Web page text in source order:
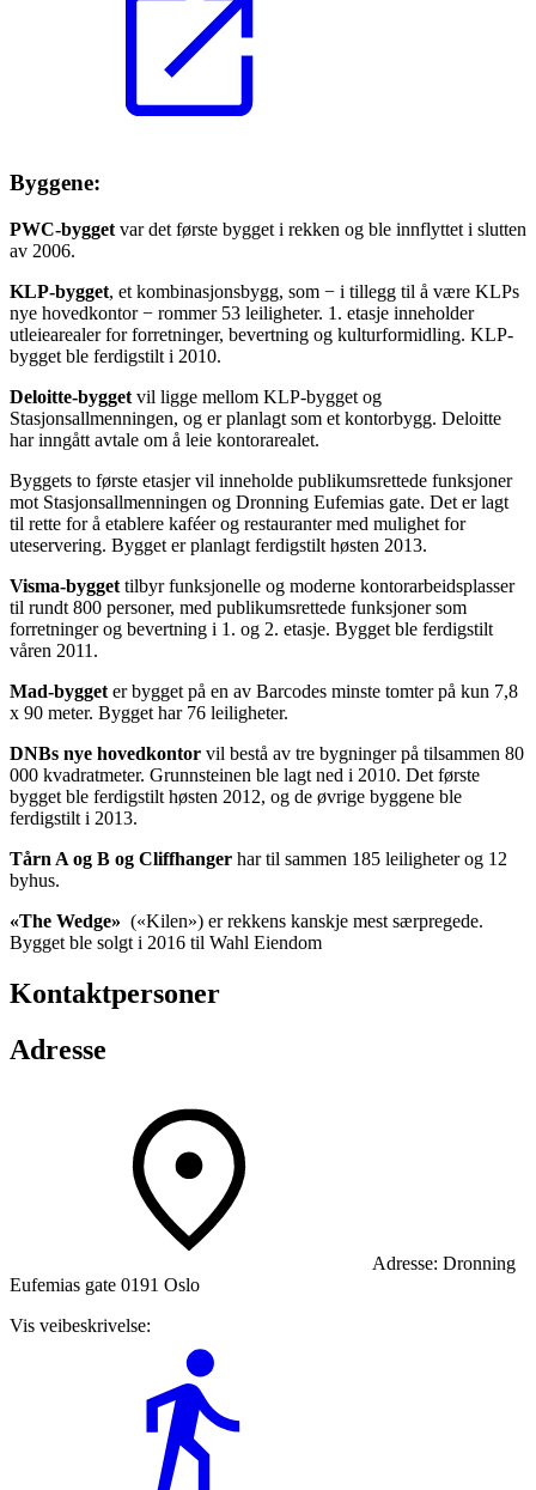
Byggene:
PWC-bygget var det første bygget i rekken og ble innflyttet i slutten
av 2006.
KLP-bygget, et kombinasjonsbygg, som − i tillegg til å være KLPs
nye hovedkontor − rommer 53 leiligheter. 1. etasje inneholder
utleiearealer for forretninger, bevertning og kulturformidling. KLP-
bygget ble ferdigstilt i 2010.
Deloitte-bygget vil ligge mellom KLP-bygget og
Stasjonsallmenningen, og er planlagt som et kontorbygg. Deloitte
har inngått avtale om å leie kontorarealet.
Byggets to første etasjer vil inneholde publikumsrettede funksjoner
mot Stasjonsallmenningen og Dronning Eufemias gate. Det er lagt
til rette for å etablere kaféer og restauranter med mulighet for
uteservering. Bygget er planlagt ferdigstilt høsten 2013.
Visma-bygget tilbyr funksjonelle og moderne kontorarbeidsplasser
til rundt 800 personer, med publikumsrettede funksjoner som
forretninger og bevertning i 1. og 2. etasje. Bygget ble ferdigstilt
våren 2011.
Mad-bygget er bygget på en av Barcodes minste tomter på kun 7,8
x 90 meter. Bygget har 76 leiligheter.
DNBs nye hovedkontor vil bestå av tre bygninger på tilsammen 80
000 kvadratmeter. Grunnsteinen ble lagt ned i 2010. Det første
bygget ble ferdigstilt høsten 2012, og de øvrige byggene ble
ferdigstilt i 2013.
Tårn A og B og Cliffhanger har til sammen 185 leiligheter og 12
byhus.
«The Wedge» («Kilen») er rekkens kanskje mest særpregede.
Bygget ble solgt i 2016 til Wahl Eiendom
Kontaktpersoner
Adresse
Adresse: Dronning
Eufemias gate 0191 Oslo
Vis veibeskrivelse: